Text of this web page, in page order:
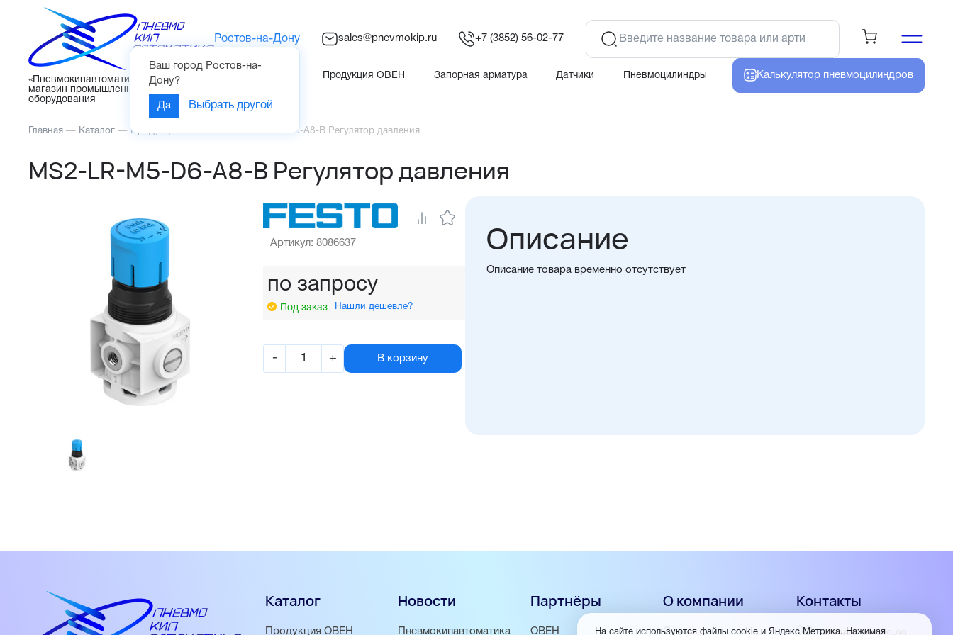
«Пневмокипавтоматика» – интернет-
магазин промышленного
оборудования
Ростов-на-Дону
Ваш город Ростов-на-
Дону?
Да Выбрать другой
sales@pnevmokip.ru +7 (3852) 56-02-77
Продукция ОВЕН Запорная арматура Датчики Пневмоцилиндры Калькулятор пневмоцилиндров
Главная — Каталог — Продукция FESTO —MS2-LR-M5-D6-A8-B Регулятор давления
MS2-LR-M5-D6-A8-B Регулятор давления
Артикул: 8086637
по запросу
Под заказ Нашли дешевле?
- + В корзину
Описание
Описание товара временно отсутствует
Каталог
Продукция ОВЕН
Новости
Пневмокипавтоматика
Партнёры
ОВЕН
О компании
О нас
Контакты
На сайте используются файлы cookie и Яндекс Метрика. Нажимая